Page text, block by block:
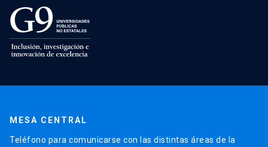
MESA CENTRAL
Teléfono para comunicarse con las distintas áreas de la